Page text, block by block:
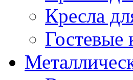
Кресла
Гостевые